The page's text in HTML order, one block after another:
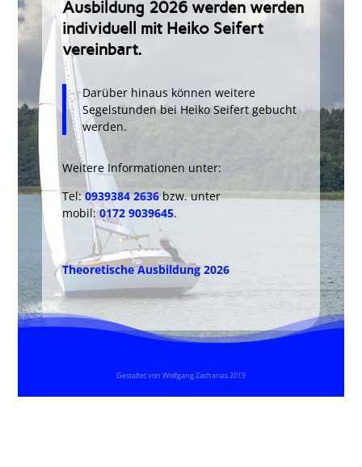
Ausbildung 2026 werden werden
individuell mit Heiko Seifert
vereinbart.
Darüber hinaus können weitere
Segelstunden bei Heiko Seifert gebucht
werden.
Weitere Informationen unter:
Tel:0939384 2636bzw. unter
mobil:0172 9039645.
Theoretische Ausbildung 2026
Gestaltet von Wolfgang Zacharias 2019